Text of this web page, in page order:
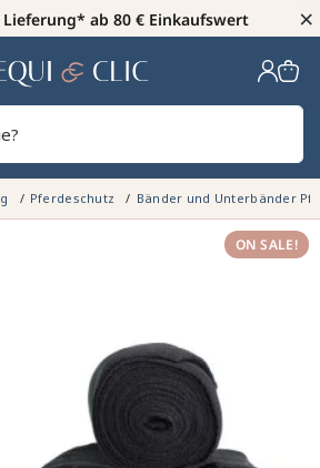
ab 80 € Einkaufswert ×
Pferdeschutz Bänder und Unterbänder
ON SALE!